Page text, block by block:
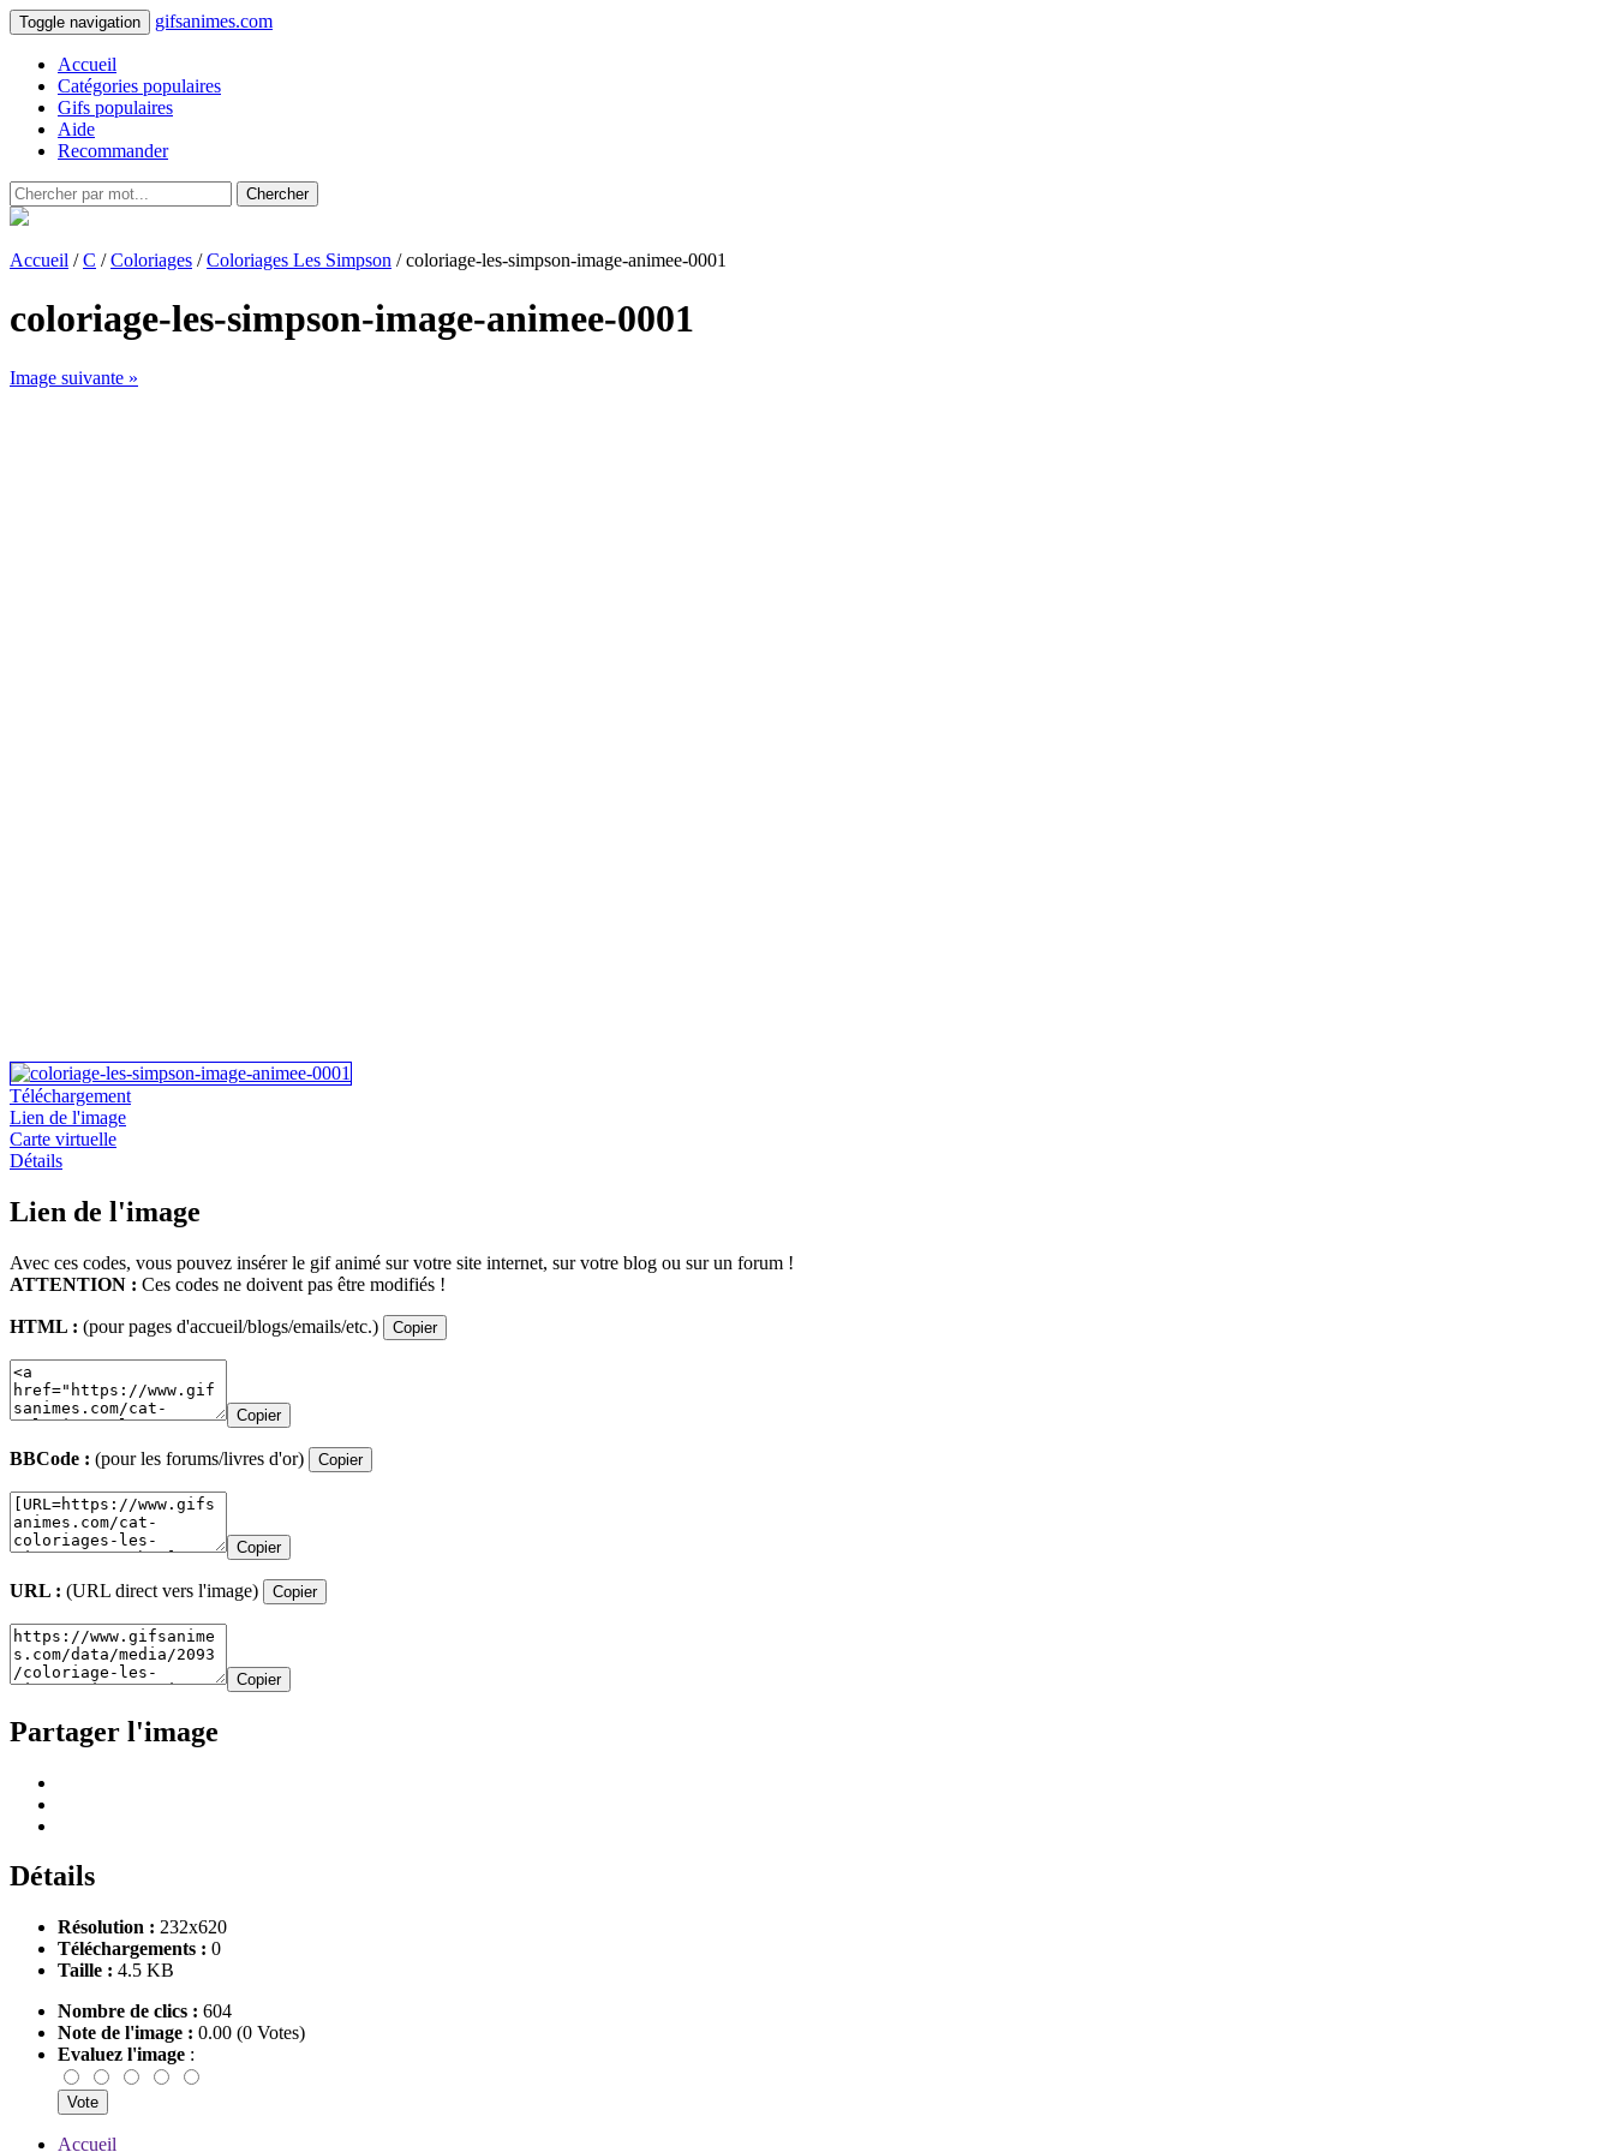
Toggle navigation gifsanimes.com
Accueil
Catégories populaires
Gifs populaires
Aide
Recommander
Chercher
Accueil /C /Coloriages /Coloriages Les Simpson / coloriage-les-simpson-image-animee-0001
coloriage-les-simpson-image-animee-0001
Image suivante »
Téléchargement
Lien de l'image
Carte virtuelle
Détails
Lien de l'image
Avec ces codes, vous pouvez insérer le gif animé sur votre site internet, sur votre blog ou sur un forum !
ATTENTION : Ces codes ne doivent pas être modifiés !
HTML : (pour pages d'accueil/blogs/emails/etc.) Copier
Copier
BBCode : (pour les forums/livres d'or) Copier
Copier
URL : (URL direct vers l'image) Copier
Copier
Partager l'image
Détails
Résolution : 232x620
Téléchargements : 0
Taille : 4.5 KB
Nombre de clics : 604
Note de l'image : 0.00 (0 Votes)
Evaluez l'image :
Accueil